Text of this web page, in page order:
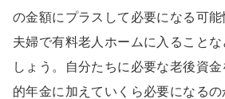
の金額にプラスして必要になる可
夫婦で有料老人ホームに入ること
しょう。自分たちに必要な老後資
的年金に加えていくら必要になる